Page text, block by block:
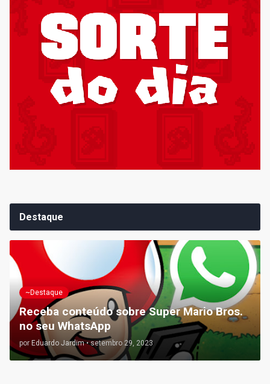
Destaque
~Destaque
Receba conteúdo sobre Super Mario Bros.
no seu WhatsApp
por Eduardo Jardim • setembro 29, 2023